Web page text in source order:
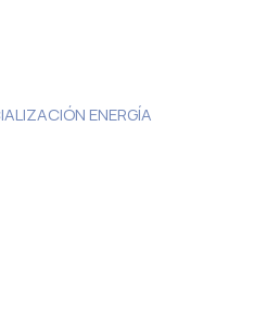
ENERGÍA